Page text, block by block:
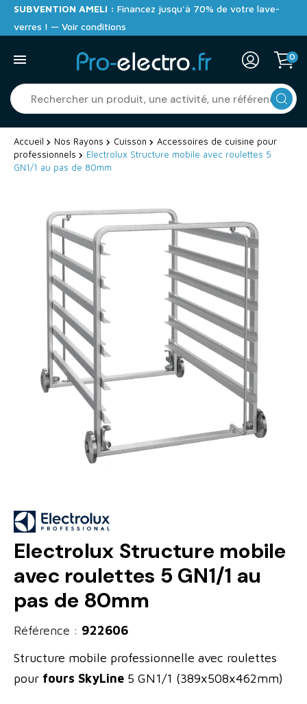
SUBVENTION AMELI : Financez jusqu'à 70% de votre lave-
verres ! — Voir conditions
0
Accueil Nos Rayons Cuisson
Accessoires de cuisine pour
professionnels
Electrolux Structure mobile avec roulettes 5
GN1/1 au pas de 80mm
Electrolux Structure mobile
avec roulettes 5 GN1/1 au
pas de 80mm
Référence : 922606
Structure mobile professionnelle avec roulettes
pour fours SkyLine5 GN1/1 (389x508x462mm)